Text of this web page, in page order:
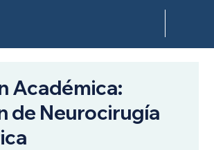
Académica:
de Neurocirugía